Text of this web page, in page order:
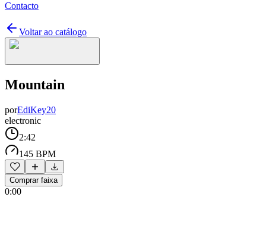
Contacto
Voltar ao catálogo
Mountain
porEdiKey20
electronic
2:42
145 BPM
Comprar faixa
0:00